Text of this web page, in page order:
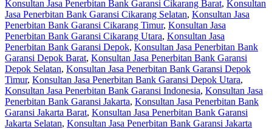
Konsultan Jasa Penerbitan Bank Garansi Cikarang Barat, Konsultan
Jasa Penerbitan Bank Garansi Cikarang Selatan, Konsultan Jasa
Penerbitan Bank Garansi Cikarang Timur, Konsultan Jasa
Penerbitan Bank Garansi Cikarang Utara, Konsultan Jasa
Penerbitan Bank Garansi Depok, Konsultan Jasa Penerbitan Bank
Garansi Depok Barat, Konsultan Jasa Penerbitan Bank Garansi
Depok Selatan, Konsultan Jasa Penerbitan Bank Garansi Depok
Timur, Konsultan Jasa Penerbitan Bank Garansi Depok Utara,
Konsultan Jasa Penerbitan Bank Garansi Indonesia, Konsultan Jasa
Penerbitan Bank Garansi Jakarta, Konsultan Jasa Penerbitan Bank
Garansi Jakarta Barat, Konsultan Jasa Penerbitan Bank Garansi
Jakarta Selatan, Konsultan Jasa Penerbitan Bank Garansi Jakarta